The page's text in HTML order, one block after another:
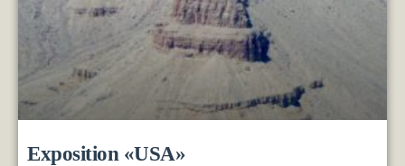
Exposition «USA»